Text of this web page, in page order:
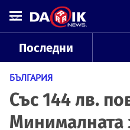
Последни
БЪЛГАРИЯ
Със 144 лв.
Минималната